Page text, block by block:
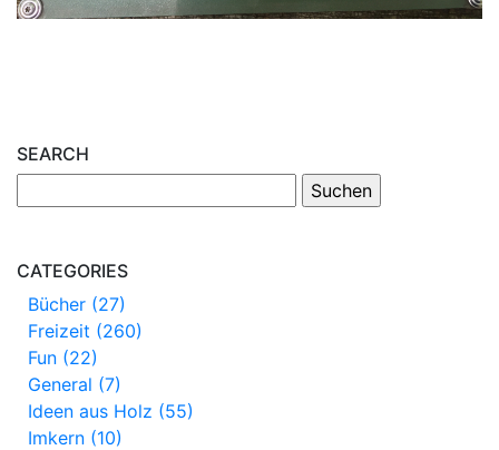
SEARCH
CATEGORIES
Bücher (27)
Freizeit (260)
Fun (22)
General (7)
Ideen aus Holz (55)
Imkern (10)